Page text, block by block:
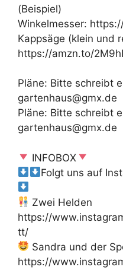
(Beispiel)
Winkelmesser:
Kappsäge (klein und
https://amzn.to/
Pläne: Bitte schreibt
gartenhaus@gmx.de
Pläne: Bitte schreibt
gartenhaus@gmx.de
INFOBOX
Folgt uns auf
Zwei Helden
https://
tt/
Sandra und der
https://